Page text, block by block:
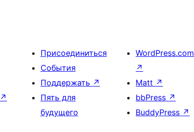
↗
Присоединиться
События
Поддержать ↗
Пять для
будущего
WordPress.com
↗
Matt ↗
bbPress ↗
BuddyPress ↗